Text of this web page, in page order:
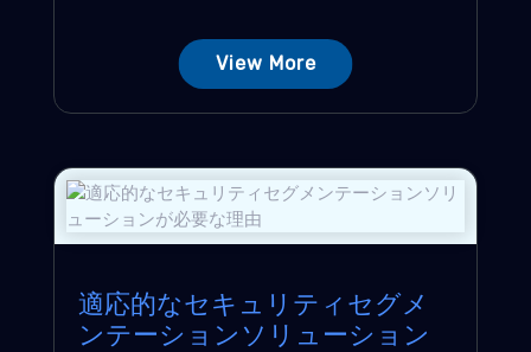
View More
適応的なセキュリティセグメ
ンテーションソリューション